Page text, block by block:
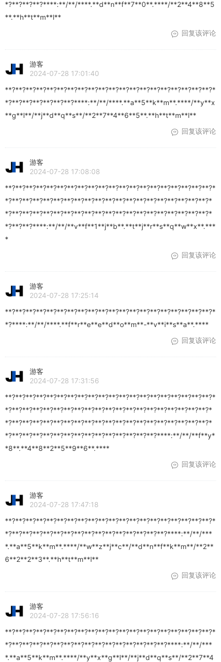
*?**?**?**?****:**/**/****.**d**n**f**7**0**.****/**2**4**8**5
**.**h**t**m**l**
回复该评论
游客
2024-07-28 17:01:40
**?**?**?**?**?**?**?**?**?**?**?**?**?**?**?**?**?**?**?**?*
*?**?**?**?**?**?**?****:**/**/****.**a**5**k**m**.****/**y**x
**g**l**/**j**d**q**s**/**2**7**4**6**5**.**h**t**m**l**
回复该评论
游客
2024-07-28 17:08:08
**?**?**?**?**?**?**?**?**?**?**?**?**?**?**?**?**?**?**?**?*
*?**?**?**?**?**?**?**?**?**?**?**?**?**?**?**?**?**?**?**?*
*?**?**?**?**?**?**?**?**?**?**?**?**?**?**?**?**?**?**?**?*
*?**?**?****:**/**/**v**f**1**j**b**.**t**j**r**s**q**w**x**.***
*
回复该评论
游客
2024-07-28 17:25:14
**?**?**?**?**?**?**?**?**?**?**?**?**?**?**?**?**?**?**?**?*
*?****:**/**/****.**f**r**e**e**d**o**m**-**v**i**s**a**.****
回复该评论
游客
2024-07-28 17:31:56
**?**?**?**?**?**?**?**?**?**?**?**?**?**?**?**?**?**?**?**?*
*?**?**?**?**?**?**?**?**?**?**?**?**?**?**?**?**?**?**?**?*
*?**?**?**?**?**?**?**?**?**?**?**?**?**?**?**?**?**?**?**?*
*?**?**?**?**?**?**?**?**?**?**?**?**?**?**?****:**/**/**f**y*
*8**.**4**8**2**5**9**6**.****
回复该评论
游客
2024-07-28 17:47:18
**?**?**?**?**?**?**?**?**?**?**?**?**?**?**?**?**?**?**?**?*
*?**?**?**?**?**?**?**?**?**?**?**?**?**?**?**?****:**/**/***
*.**a**5**k**m**.****/**w**z**j**c**/**d**n**f**k**m**/**2**
6**2**2**3**.**h**t**m**l**
回复该评论
游客
2024-07-28 17:56:16
**?**?**?**?**?**?**?**?**?**?**?**?**?**?**?**?**?**?**?**?*
*?**?**?**?**?**?**?**?**?**?**?**?**?**?**?**?****:**/**/***
*.**a**5**k**m**.****/**y**x**g**l**/**j**d**q**s**/**2**7**4